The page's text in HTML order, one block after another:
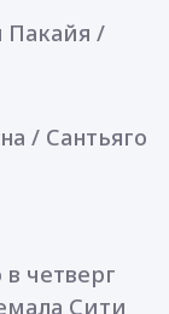
Пакайя /
/ Сантьяго
четверг
Cити